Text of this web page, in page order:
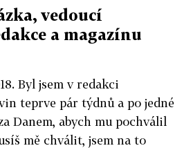
vedoucí
a magazínu
Byl jsem v redakci
teprve pár týdnů a po jedné
Danem, abych mu pochválil
mě chválit, jsem na to